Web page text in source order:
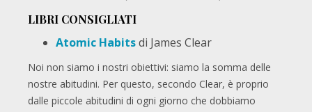
LIBRI CONSIGLIATI
Atomic Habitsdi James Clear
Noi non siamo i nostri obiettivi: siamo la somma delle
nostre abitudini. Per questo, secondo Clear, è proprio
dalle piccole abitudini di ogni giorno che dobbiamo